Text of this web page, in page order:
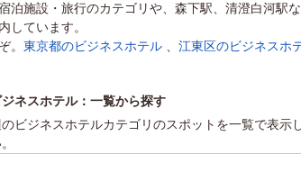
泊施設・旅行のカテゴリや、森下駅、清澄白河駅
しています。
。 東京都のビジネスホテル 江東区のビジネスホ
ネスホテル：一覧から探す
ビジネスホテルカテゴリのスポットを一覧で表示